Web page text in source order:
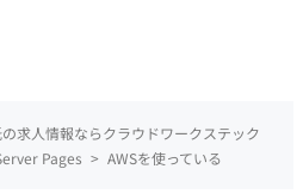
求人情報ならクラウドワークステック
Pages > AWSを使っている